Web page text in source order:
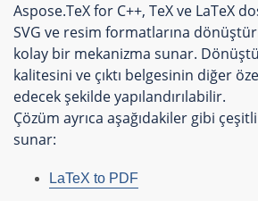
Aspose.TeX for C++, TeX ve LaTeX
SVG ve resim formatlarına
kolay bir mekanizma sunar.
kalitesini ve çıktı belgesinin diğer
edecek şekilde yapılandırılabilir.
Çözüm ayrıca aşağıdakiler gibi
sunar:
LaTeX to PDF